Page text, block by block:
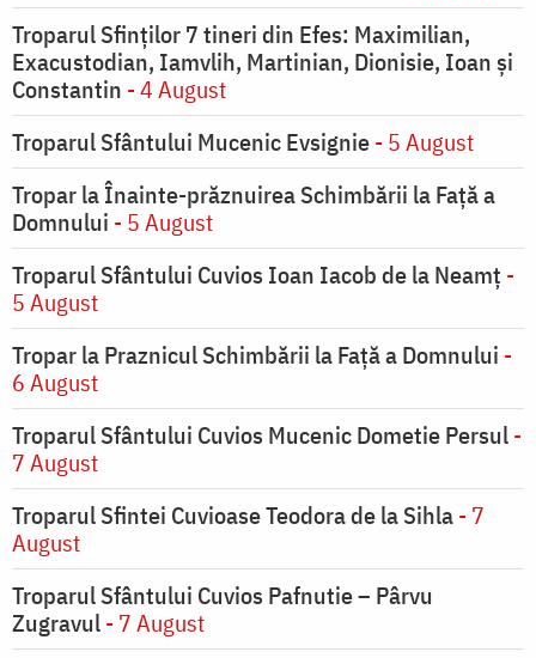
Troparul Sfinţilor 7 tineri din Efes: Maximilian,
Exacustodian, Iamvlih, Martinian, Dionisie, Ioan şi
Constantin - 4 August
Troparul Sfântului Mucenic Evsignie- 5 August
Tropar la Înainte-prăznuirea Schimbării la Faţă a
Domnului - 5 August
Troparul Sfântului Cuvios Ioan Iacob de la Neamț -
5 August
Tropar la Praznicul Schimbării la Faţă a Domnului -
6 August
Troparul Sfântului Cuvios Mucenic Dometie Persul-
7 August
Troparul Sfintei Cuvioase Teodora de la Sihla- 7
August
Troparul Sfântului Cuvios Pafnutie – Pârvu
Zugravul- 7 August